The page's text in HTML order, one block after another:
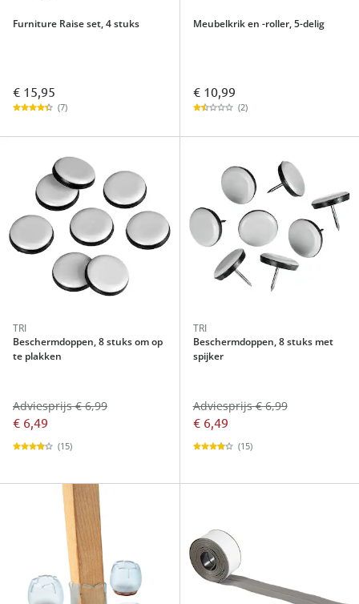
Furniture Raise set, 4 stuks
€ 15,95
(7)
Meubelkrik en -roller, 5-delig
€ 10,99
(2)
TRI
Beschermdoppen, 8 stuks om op
te plakken
€ 6,49
Adviesprijs € 6,99
(15)
TRI
Beschermdoppen, 8 stuks met
spijker
€ 6,49
Adviesprijs € 6,99
(15)